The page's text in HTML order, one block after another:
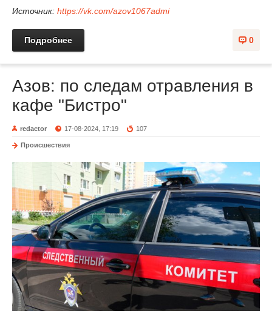
Источник: https://vk.com/azov1067admi
0
Подробнее
Азов: по следам отравления в
кафе "Бистро"
redactor 17-08-2024, 17:19 107
Происшествия